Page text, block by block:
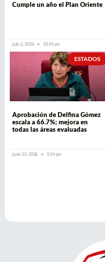
Cumple un año el Plan Oriente
julio 2, 2026 10:34 am
ESTADOS
Aprobación de Delfina Gómez
escala a 66.7%; mejora en
todas las áreas evaluadas
junio 22, 2026 5:24 pm